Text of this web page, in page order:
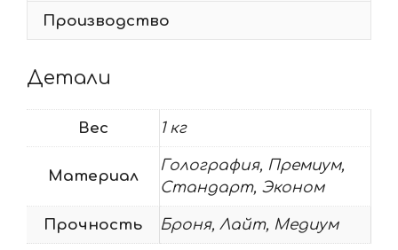
Производство
Детали
Вес 1 кг
Материал
Голография, Премиум,
Стандарт, Эконом
Прочность Броня, Лайт, Медиум